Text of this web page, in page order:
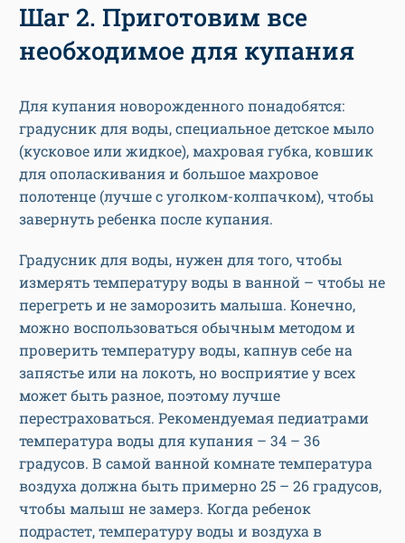
Шаг 2. Приготовим все
необходимое для купания
Для купания новорожденного понадобятся:
градусник для воды, специальное детское мыло
(кусковое или жидкое), махровая губка, ковшик
для ополаскивания и большое махровое
полотенце (лучше с уголком-колпачком), чтобы
завернуть ребенка после купания.
Градусник для воды, нужен для того, чтобы
измерять температуру воды в ванной – чтобы не
перегреть и не заморозить малыша. Конечно,
можно воспользоваться обычным методом и
проверить температуру воды, капнув себе на
запястье или на локоть, но восприятие у всех
может быть разное, поэтому лучше
перестраховаться. Рекомендуемая педиатрами
температура воды для купания – 34 – 36
градусов. В самой ванной комнате температура
воздуха должна быть примерно 25 – 26 градусов,
чтобы малыш не замерз. Когда ребенок
подрастет, температуру воды и воздуха в